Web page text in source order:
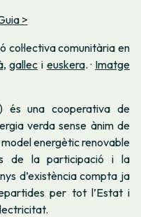
>
col·lectiva comunitària en
,gallec i euskera. · Imatge
) és una cooperativa de
verda sense ànim de
energètic renovable
de la participació i la
d’existència compta ja
per tot l’Estat i